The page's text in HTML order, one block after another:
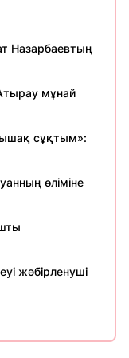
Назарбаевтың
мұнай
сұқтым»:
өліміне
жәбірленуші